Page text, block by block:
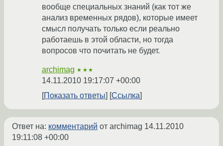
вообще специальных знаний (как тот же
анализ временных рядов), которые имеет
смысл получать только если реально
работаешь в этой области, но тогда
вопросов что почитать не будет.
archimag ★★★
14.11.2010 19:17:07 +00:00
Показать ответы
Ссылка
Ответ на: комментарий от archimag 14.11.2010
19:11:08 +00:00